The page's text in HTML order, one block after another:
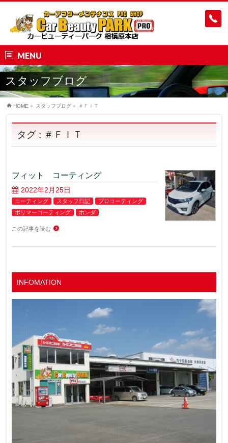
MENU
スタッフブログ
HOME » スタッフブログ » ＃ＦＩＴ
タグ : ＃ＦＩＴ
フィット コーティング
2022年2月25日
コーティング スタッフ日記
プロコーティング
ポリマーコーティング
ホンダ
この記事を読む
INFOMATION